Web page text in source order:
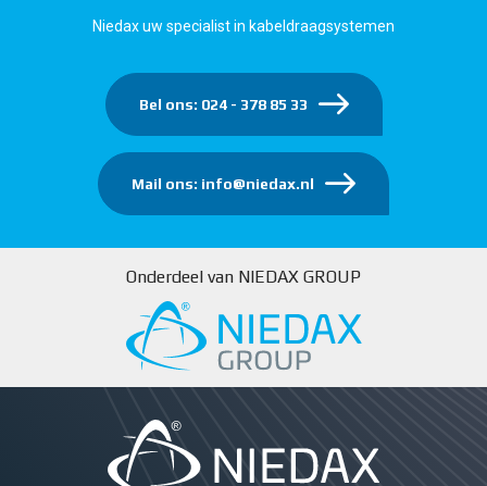
Niedax uw specialist in kabeldraagsystemen
Bel ons: 024 - 378 85 33
Mail ons: info@niedax.nl
Onderdeel van NIEDAX GROUP